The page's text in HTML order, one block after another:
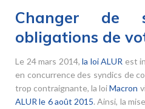
Changer de
obligations de
Le 24 mars 2014, la loi ALUR est
en concurrence des syndics de
trop contraignante, la loiMacron
ALUR le 6 août 2015. Ainsi, la